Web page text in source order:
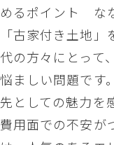
めるポイント な
「古家付き土地
代の方々にとって
悩ましい問題です
先としての魅力を
費用面での不安が